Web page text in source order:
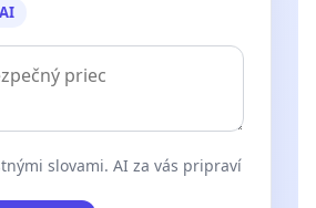
slovami. AI za vás pripraví